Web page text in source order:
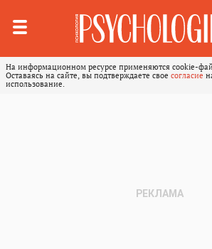
На информационном ресурсе применяются cookie-
Оставаясь на сайте, вы подтверждаете свое согласие
использование.